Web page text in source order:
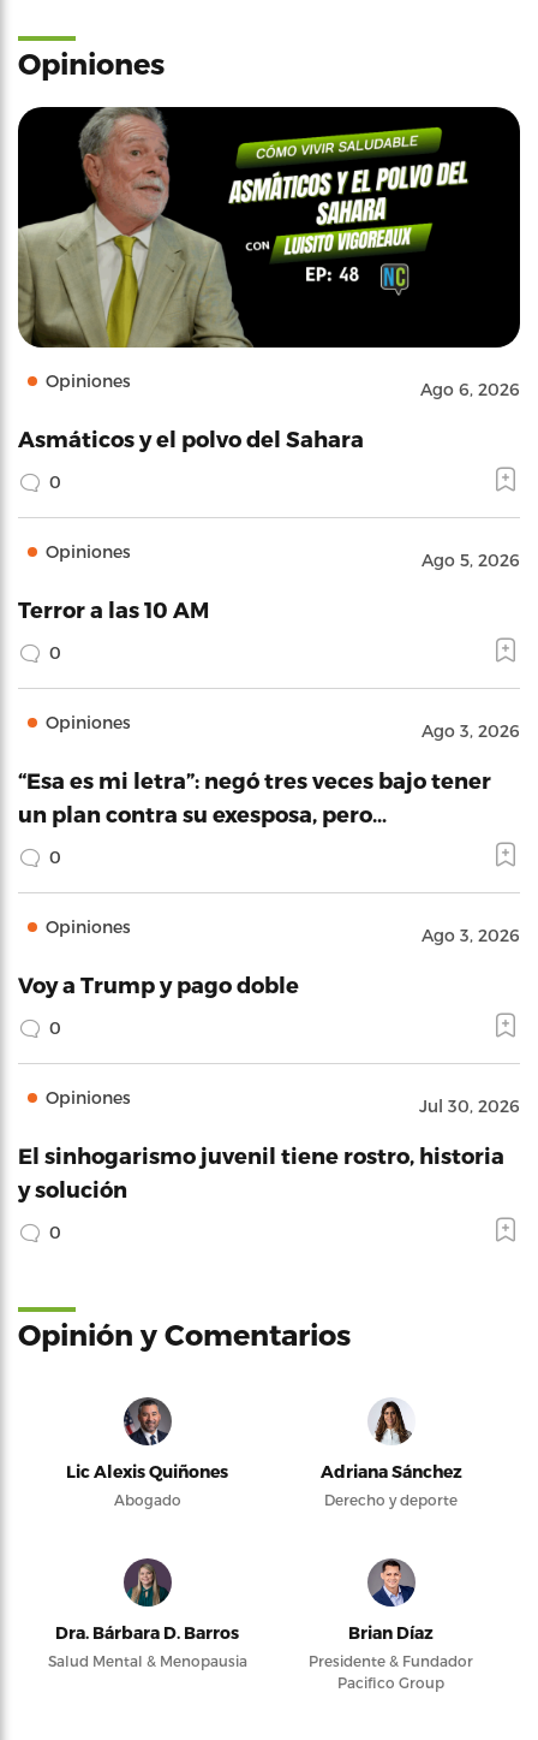
Opiniones
Opiniones Ago 6, 2026
Asmáticos y el polvo del Sahara
0
Opiniones Ago 5, 2026
Terror a las 10 AM
0
Opiniones Ago 3, 2026
“Esa es mi letra”: negó tres veces bajo tener
un plan contra su exesposa, pero…
0
Opiniones Ago 3, 2026
Voy a Trump y pago doble
0
Opiniones Jul 30, 2026
El sinhogarismo juvenil tiene rostro, historia
y solución
0
Opinión y Comentarios
Lic Alexis Quiñones
Abogado
Adriana Sánchez
Derecho y deporte
Dra. Bárbara D. Barros
Salud Mental & Menopausia
Brian Díaz
Presidente & Fundador
Pacifico Group